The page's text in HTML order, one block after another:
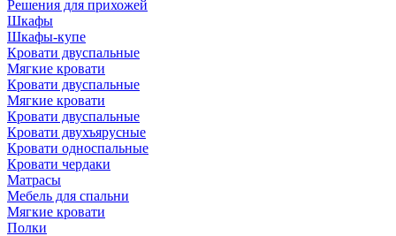
Решения для прихожей
Шкафы
Шкафы-купе
Кровати двуспальные
Мягкие кровати
Кровати двуспальные
Мягкие кровати
Кровати двуспальные
Кровати двухъярусные
Кровати односпальные
Кровати чердаки
Матрасы
Мебель для спальни
Мягкие кровати
Полки